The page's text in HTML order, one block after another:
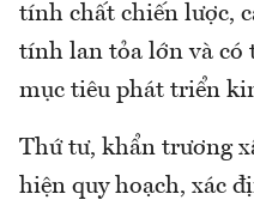
tính chất chiến lược,
tính lan tỏa lớn và có
mục tiêu phát triển
Thứ tư, khẩn trương
hiện quy hoạch, xác